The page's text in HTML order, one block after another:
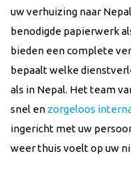
uw verhuizing naar Nepal
benodigde papierwerk
bieden een complete
bepaalt welke
als in Nepal. Het team
snel en zorgeloos
ingericht met uw
weer thuis voelt op uw